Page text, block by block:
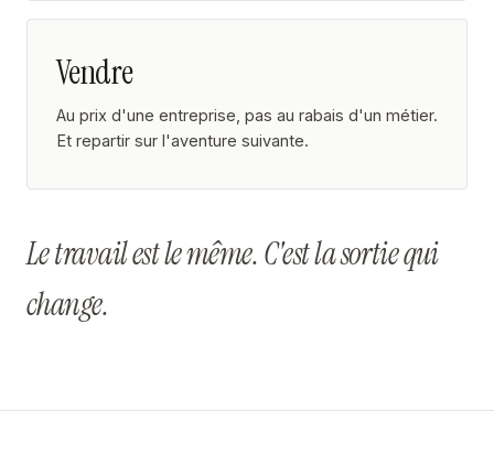
Vendre
Au prix d'une entreprise, pas au rabais d'un métier.
Et repartir sur l'aventure suivante.
Le travail est le même. C'est la sortie qui
change.